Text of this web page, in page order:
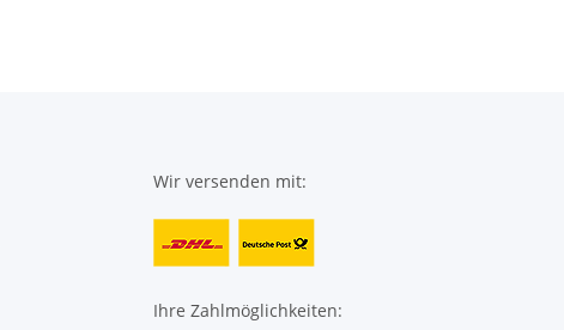
Wir versenden mit:
Ihre Zahlmöglichkeiten: